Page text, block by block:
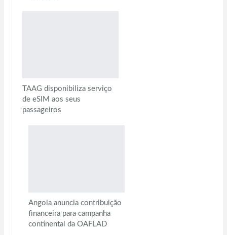
TAAG disponibiliza serviço
de eSIM aos seus
passageiros
Angola anuncia contribuição
financeira para campanha
continental da OAFLAD